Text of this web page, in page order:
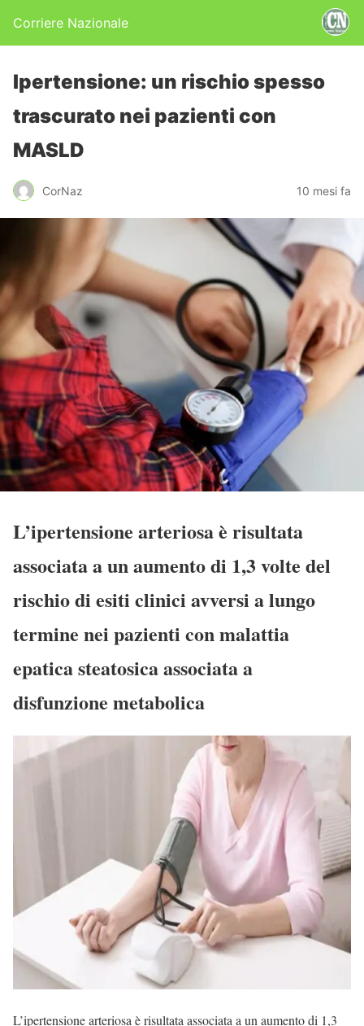
Corriere Nazionale
Ipertensione: un rischio spesso
trascurato nei pazienti con
MASLD
CorNaz 10 mesi fa
L’ipertensione arteriosa è risultata
associata a un aumento di 1,3 volte del
rischio di esiti clinici avversi a lungo
termine nei pazienti con malattia
epatica steatosica associata a
disfunzione metabolica
L’ipertensione arteriosa è risultata associata a un aumento di 1,3